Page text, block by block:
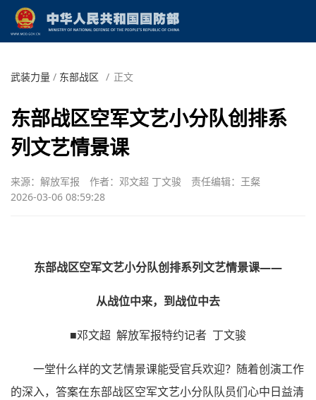
武装力量 / 东部战区 / 正文
东部战区空军文艺小分队创排系
列文艺情景课
来源：解放军报 作者：邓文超 丁文骏
责任编辑：王粲
2026-03-06 08:59:28
东部战区空军文艺小分队创排系列文艺情景课——
从战位中来，到战位中去
■邓文超 解放军报特约记者 丁文骏
一堂什么样的文艺情景课能受官兵欢迎？随着创演工作
的深入，答案在东部战区空军文艺小分队队员们心中日益清